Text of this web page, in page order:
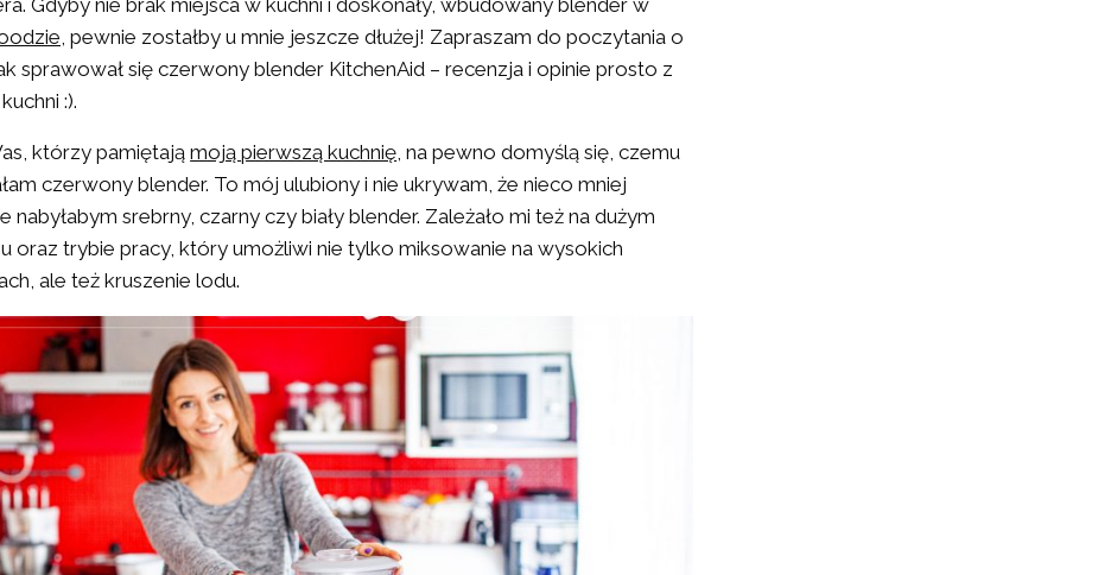
Gdyby nie brak miejsca w kuchni i doskonały, wbudowany blender w
, pewnie zostałby u mnie jeszcze dłużej! Zapraszam do poczytania o
sprawował się czerwony blender KitchenAid – recenzja i opinie prosto z
:).
którzy pamiętająmoją pierwszą kuchnię, na pewno domyślą się, czemu
czerwony blender. To mój ulubiony i nie ukrywam, że nieco mniej
nabyłabym srebrny, czarny czy biały blender. Zależało mi też na dużym
oraz trybie pracy, który umożliwi nie tylko miksowanie na wysokich
ale też kruszenie lodu.